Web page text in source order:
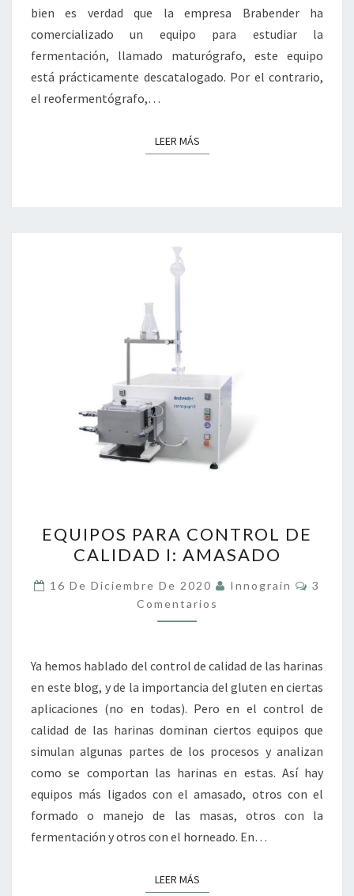
bien es verdad que la empresa Brabender ha
comercializado un equipo para estudiar la
fermentación, llamado maturógrafo, este equipo
está prácticamente descatalogado. Por el contrario,
el reofermentógrafo,…
LEER MÁSLEER MÁS
PARA
CONTROL
DE
CALIDAD
I:
EQUIPOS PARA CONTROL DE
CALIDAD I: AMASADO
16 De Diciembre De 2020 Innograin
3
Comentarios
Ya hemos hablado del control de calidad de las harinas
en este blog, y de la importancia del gluten en ciertas
aplicaciones (no en todas). Pero en el control de
calidad de las harinas dominan ciertos equipos que
simulan algunas partes de los procesos y analizan
como se comportan las harinas en estas. Así hay
equipos más ligados con el amasado, otros con el
formado o manejo de las masas, otros con la
fermentación y otros con el horneado. En…
LEER MÁSLEER MÁS